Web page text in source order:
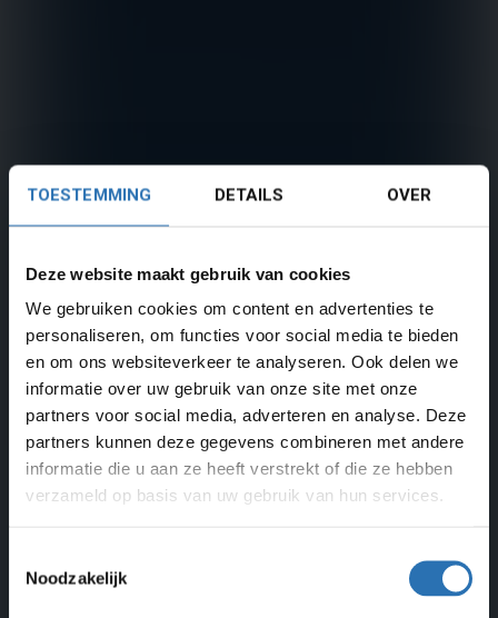
TOESTEMMING DETAILS OVER
Deze website maakt gebruik van cookies
We gebruiken cookies om content en advertenties te
personaliseren, om functies voor social media te bieden
en om ons websiteverkeer te analyseren. Ook delen we
informatie over uw gebruik van onze site met onze
partners voor social media, adverteren en analyse. Deze
partners kunnen deze gegevens combineren met andere
informatie die u aan ze heeft verstrekt of die ze hebben
verzameld op basis van uw gebruik van hun services.
Noodzakelijk